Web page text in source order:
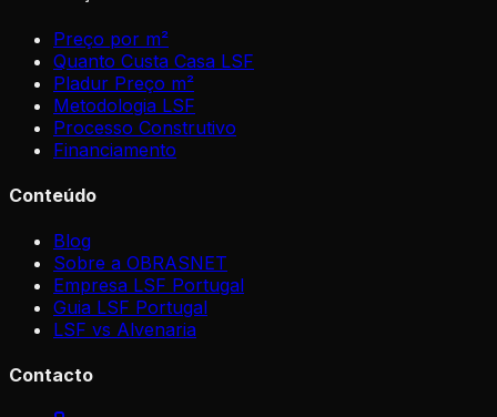
Preço por m²
Quanto Custa Casa LSF
Pladur Preço m²
Metodologia LSF
Processo Construtivo
Financiamento
Conteúdo
Blog
Sobre a OBRASNET
Empresa LSF Portugal
Guia LSF Portugal
LSF vs Alvenaria
Contacto